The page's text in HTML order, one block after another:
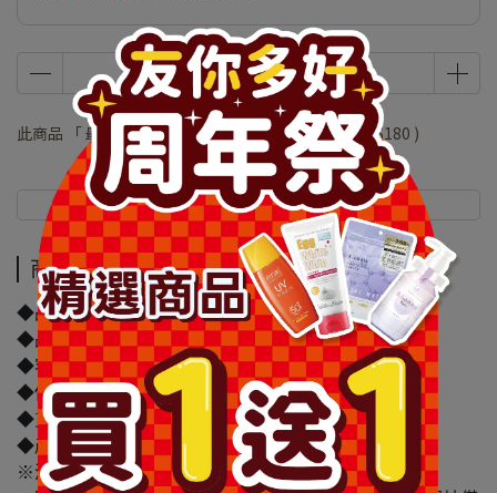
此商品 「 最高 」可以折抵紅利36000 點 (約等於NT$180 )
商品介紹 規格說明
商品介紹
◆品牌名稱：
◆品名：三麗鷗塑膠模型入浴球
◆容量/規格：75g
◆保存期限：1825天
◆貨源：公司貨
◆產地：中國
※溫馨提醒：